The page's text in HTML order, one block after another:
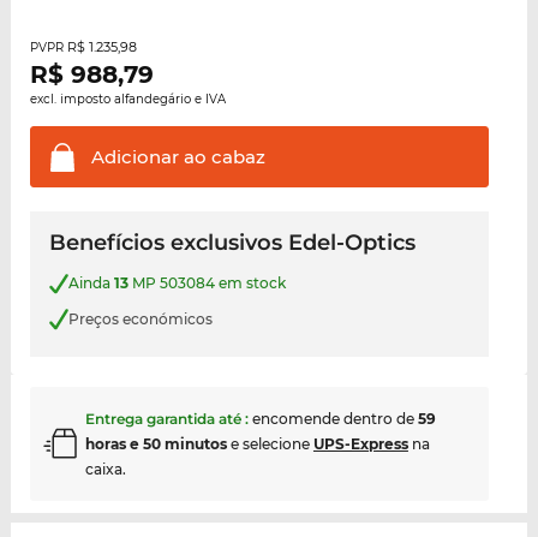
PVPR R$ 1.235,98
R$ 988,79
excl. imposto alfandegário e IVA
Adicionar ao cabaz
Benefícios exclusivos Edel-Optics
Ainda 13MP 503084 em stock
Preços económicos
Entrega garantida até : encomende dentro de 59
horas e 50 minutose selecione UPS-Expressna
caixa.